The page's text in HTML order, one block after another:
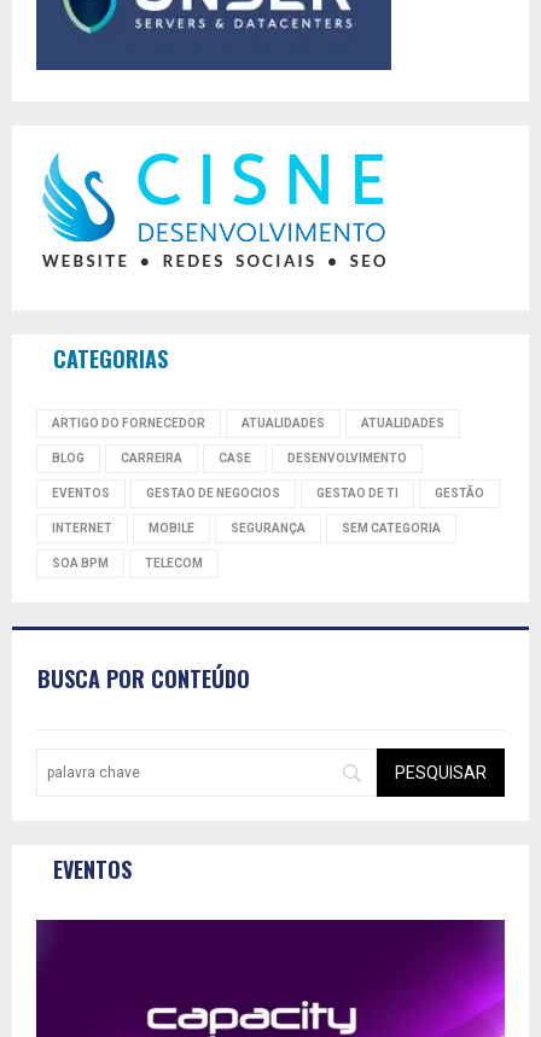
CATEGORIAS
ARTIGO DO FORNECEDOR ATUALIDADES ATUALIDADES
BLOG CARREIRA CASE DESENVOLVIMENTO
EVENTOS GESTAO DE NEGOCIOS GESTAO DE TI GESTÃO
INTERNET MOBILE SEGURANÇA SEM CATEGORIA
SOA BPM TELECOM
BUSCA POR CONTEÚDO
EVENTOS